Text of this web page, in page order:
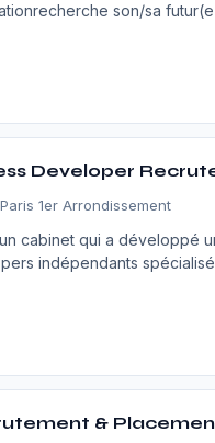
son/sa
Developer
1er Arrondissement
un cabinet qui a
indépendants
&